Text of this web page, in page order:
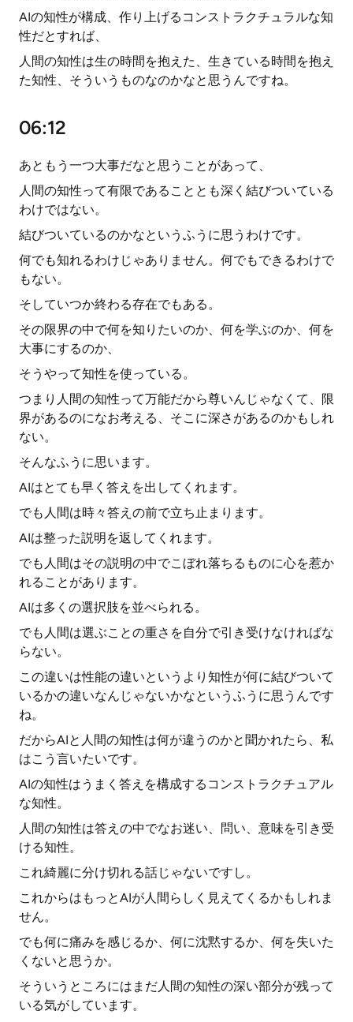
AIの知性が構成、作り上げるコンストラクチュラルな知
性だとすれば、
人間の知性は生の時間を抱えた、生きている時間を抱え
た知性、そういうものなのかなと思うんですね。
06:12
あともう一つ大事だなと思うことがあって、
人間の知性って有限であることとも深く結びついている
わけではない。
結びついているのかなというふうに思うわけです。
何でも知れるわけじゃありません。何でもできるわけで
もない。
そしていつか終わる存在でもある。
その限界の中で何を知りたいのか、何を学ぶのか、何を
大事にするのか、
そうやって知性を使っている。
つまり人間の知性って万能だから尊いんじゃなくて、限
界があるのになお考える、そこに深さがあるのかもしれ
ない。
そんなふうに思います。
AIはとても早く答えを出してくれます。
でも人間は時々答えの前で立ち止まります。
AIは整った説明を返してくれます。
でも人間はその説明の中でこぼれ落ちるものに心を惹か
れることがあります。
AIは多くの選択肢を並べられる。
でも人間は選ぶことの重さを自分で引き受けなければな
らない。
この違いは性能の違いというより知性が何に結びついて
いるかの違いなんじゃないかなというふうに思うんです
ね。
だからAIと人間の知性は何が違うのかと聞かれたら、私
はこう言いたいです。
AIの知性はうまく答えを構成するコンストラクチュアル
な知性。
人間の知性は答えの中でなお迷い、問い、意味を引き受
ける知性。
これ綺麗に分け切れる話じゃないですし。
これからはもっとAIが人間らしく見えてくるかもしれま
せん。
でも何に痛みを感じるか、何に沈黙するか、何を失いた
くないと思うか。
そういうところにはまだ人間の知性の深い部分が残って
いる気がしています。